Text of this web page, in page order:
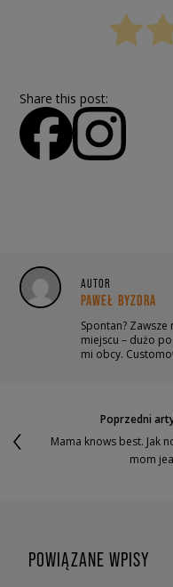
Share this post:
AUTOR
PAWEŁ BYZDRA
Spontan?
miejscu – dużo
mi obcy.
Poprzedni
Mama knows best. Jak
mom
POWIĄZANE WPISY